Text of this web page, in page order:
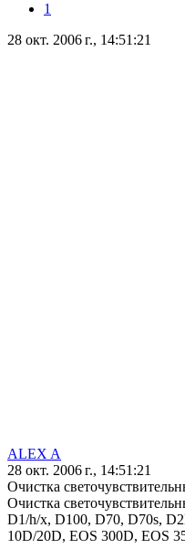
1
28 окт. 2006 г., 14:51:21
ALEX A
28 окт. 2006 г., 14:51:21
Очистка
Очистка
D1/h/x, D100, D70, D70s,
10D/20D, EOS 300D, EOS